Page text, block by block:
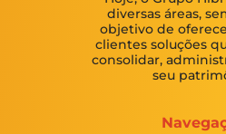
diversas áreas,
objetivo de
clientes soluções
consolidar,
seu